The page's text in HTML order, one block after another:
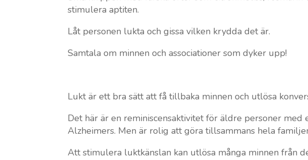
stimulera aptiten.
Låt personen lukta och gissa vilken krydda det är.
Samtala om minnen och associationer som dyker upp!
Lukt är ett bra sätt att få tillbaka minnen och utlösa
Det här är en reminiscensaktivitet för äldre personer
Alzheimers. Men är rolig att göra tillsammans hela
Att stimulera luktkänslan kan utlösa många minnen från